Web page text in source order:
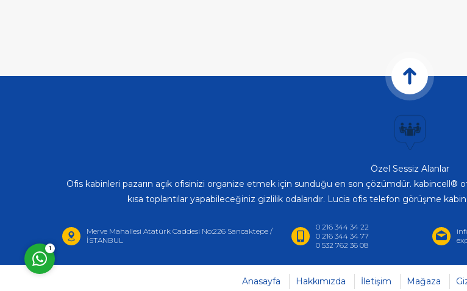
Cevap Yaz
1
Özel Sessiz Alanlar
Ofis kabinleri pazarın açık ofisinizi organize etmek için sunduğu en son çözümdür. kabincell®
kısa toplantılar yapabileceğiniz gizlilik odalarıdır. Lucia ofis telefon görüşme
Merve Mahallesi Atatürk Caddesi No:226 Sancaktepe /
İSTANBUL
0 216 344 34 22
0 216 344 34 77
0 532 762 36 08
Anasayfa Hakkımızda İletişim Mağaza